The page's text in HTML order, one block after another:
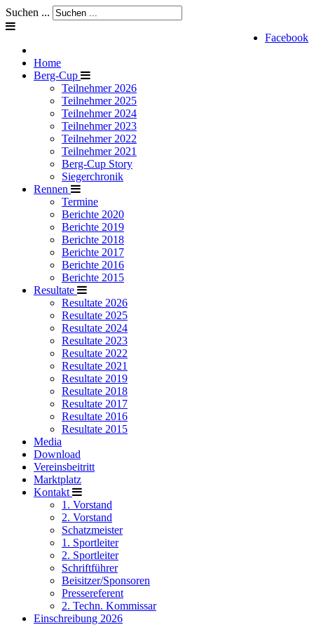
Suchen ...
Facebook
Home
Berg-Cup
Teilnehmer 2026
Teilnehmer 2025
Teilnehmer 2024
Teilnehmer 2023
Teilnehmer 2022
Teilnehmer 2021
Berg-Cup Story
Siegerchronik
Rennen
Termine
Berichte 2020
Berichte 2019
Berichte 2018
Berichte 2017
Berichte 2016
Berichte 2015
Resultate
Resultate 2026
Resultate 2025
Resultate 2024
Resultate 2023
Resultate 2022
Resultate 2021
Resultate 2019
Resultate 2018
Resultate 2017
Resultate 2016
Resultate 2015
Media
Download
Vereinsbeitritt
Marktplatz
Kontakt
1. Vorstand
2. Vorstand
Schatzmeister
1. Sportleiter
2. Sportleiter
Schriftführer
Beisitzer/Sponsoren
Pressereferent
2. Techn. Kommissar
Einschreibung 2026